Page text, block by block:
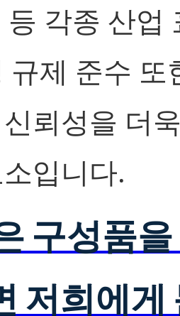
등 각종 산업
규제 준수 또
뢰성을 더
입니다.
구성품
저희에게